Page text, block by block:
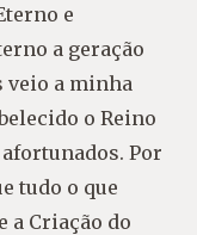
e
a geração
veio a minha
o Reino
Por
tudo o que
a Criação do